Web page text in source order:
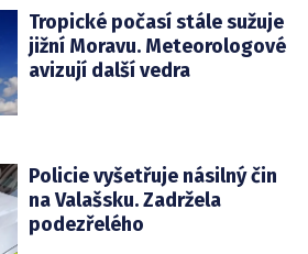
Tropické počasí stále sužuje
jižní Moravu. Meteorologové
avizují další vedra
Policie vyšetřuje násilný čin
na Valašsku. Zadržela
podezřelého